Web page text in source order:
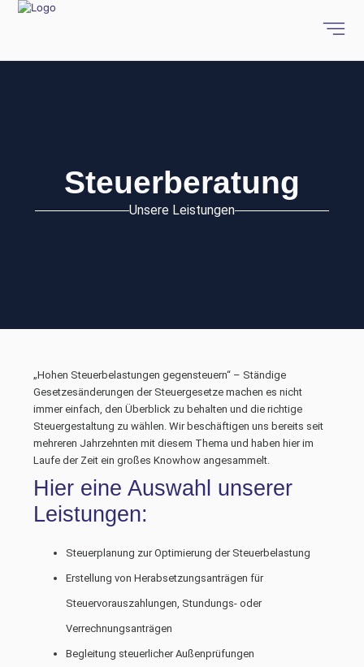
Steuerberatung
Unsere Leistungen
„Hohen Steuerbelastungen gegensteuern“ – Ständige
Gesetzesänderungen der Steuergesetze machen es nicht
immer einfach, den Überblick zu behalten und die richtige
Steuergestaltung zu wählen. Wir beschäftigen uns bereits seit
mehreren Jahrzehnten mit diesem Thema und haben hier im
Laufe der Zeit ein großes Knowhow angesammelt.
Hier eine Auswahl unserer
Leistungen:
Steuerplanung zur Optimierung der Steuerbelastung
Erstellung von Herabsetzungsanträgen für
Steuervorauszahlungen, Stundungs- oder
Verrechnungsanträgen
Begleitung steuerlicher Außenprüfungen